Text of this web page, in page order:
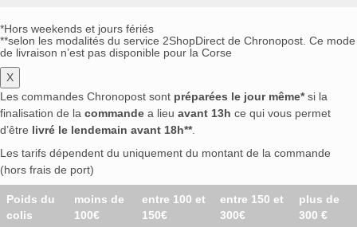
*Hors weekends et jours fériés
**selon les modalités du service 2ShopDirect de Chronopost. Ce mode
de livraison n’est pas disponible pour la Corse
X
Les commandes Chronopost sont préparées le jour même*si la
finalisation de la commande a lieu avant 13h ce qui vous permet
d’être livré le lendemain avant 18h**.
Les tarifs dépendent du uniquement du montant de la commande
(hors frais de port)
Poids du
colis
moins de
100€
entre 100 et
150€
entre 150 et
300€
plus de
300 €